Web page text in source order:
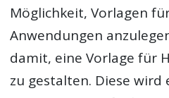
Möglichkeit, Vorlagen
Anwendungen
damit, eine Vorlage für
zu gestalten. Diese wird